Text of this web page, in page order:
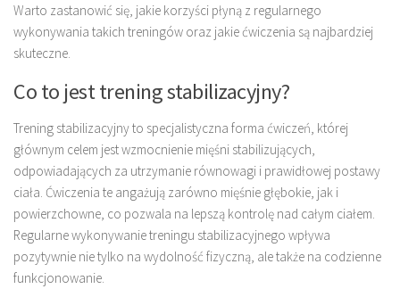
Warto zastanowić się, jakie korzyści płyną z regularnego
wykonywania takich treningów oraz jakie ćwiczenia są najbardziej
skuteczne.
Co to jest trening stabilizacyjny?
Trening stabilizacyjny to specjalistyczna forma ćwiczeń, której
głównym celem jest wzmocnienie mięśni stabilizujących,
odpowiadających za utrzymanie równowagi i prawidłowej postawy
ciała. Ćwiczenia te angażują zarówno mięśnie głębokie, jak i
powierzchowne, co pozwala na lepszą kontrolę nad całym ciałem.
Regularne wykonywanie treningu stabilizacyjnego wpływa
pozytywnie nie tylko na wydolność fizyczną, ale także na codzienne
funkcjonowanie.